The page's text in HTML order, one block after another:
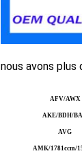
nous avons
AFV/AWX
AKE/BDH/
AVG
AMK/1781ccm/